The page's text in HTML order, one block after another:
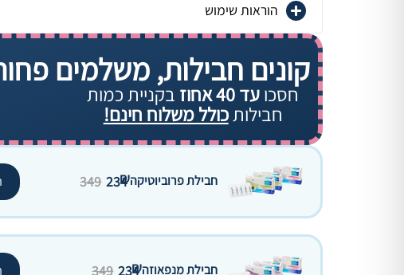
הוראות שימוש
קונים חבילות, משלמים
חסכועד 40 אחוז בקניית כמות
חבילותכולל משלוח חינם!
חבילת פרוביוטיקה₪
234
349
חבילת מנפאוזה₪
234
349